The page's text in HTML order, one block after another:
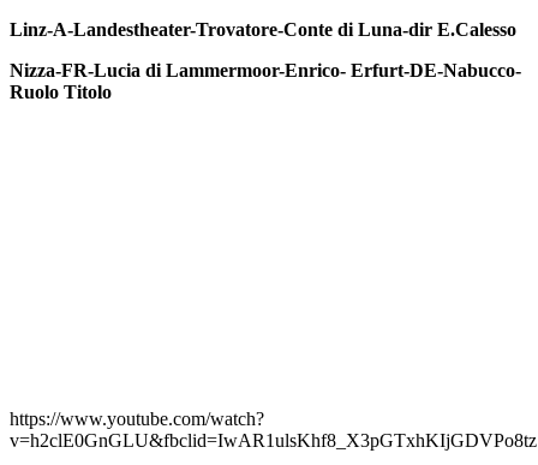
Linz-A-Landestheater-Trovatore-Conte di Luna-dir E.Calesso
Nizza-FR-Lucia di Lammermoor-Enrico- Erfurt-DE-Nabucco-
Ruolo Titolo
https://www.youtube.com/watch?